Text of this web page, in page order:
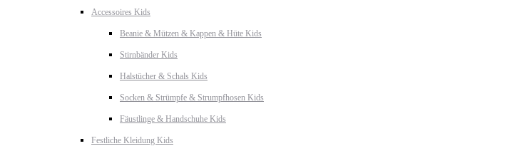
Accessoires Kids
Beanie & Mützen & Kappen & Hüte Kids
Stirnbänder Kids
Halstücher & Schals Kids
Socken & Strümpfe & Strumpfhosen Kids
Fäustlinge & Handschuhe Kids
Festliche Kleidung Kids